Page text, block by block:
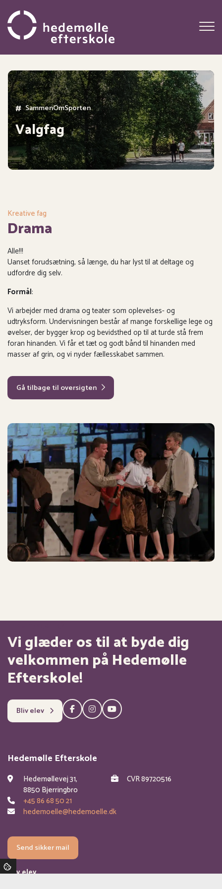
hovedindhold
# SammenOmSporten
SammenOmMusikken
Valgfag
Kreative fag
Drama
Alle!!!
Uanset forudsætning, så længe, du har lyst til at deltage og
udfordre dig selv.
Formål:
Vi arbejder med drama og teater som oplevelses- og
udtryksform. Undervisningen består af mange forskellige lege og
øvelser, der bygger krop og bevidsthed op til at turde stå frem
foran hinanden. Vi får et tæt og godt bånd til hinanden med
masser af grin, og vi nyder fællesskabet sammen.
Gå tilbage til oversigten
Vi glæder os til at byde dig
velkommen på Hedemølle
Efterskole!
Bliv elev
Hedemølle Efterskole
Hedemøllevej 31,
8850 Bjerringbro
CVR 89720516
+45 86 68 50 21
hedemoelle@hedemoelle.dk
Send sikker mail
Bliv elev